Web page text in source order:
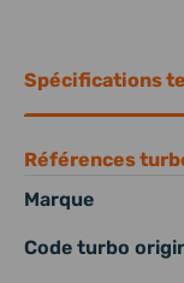
Spécifications
Références
Marque
Code turbo